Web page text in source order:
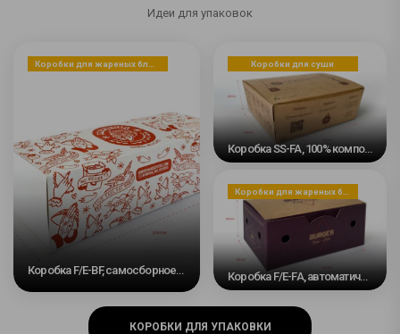
Идеи для упаковок
Коробка F/E-BF, самосборное основание и скользящая лента #2
Коробки для суши
Коробка SS-FA, 100% компостируемая, автоматическое дно
Коробка F/E-FA, автоматическое дно #5
КОРОБКИ ДЛЯ УПАКОВКИ